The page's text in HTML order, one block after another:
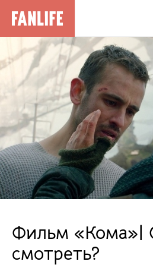
Фильм «Кома»|
смотреть?